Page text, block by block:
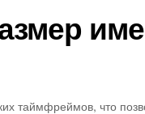
таймфреймов, что